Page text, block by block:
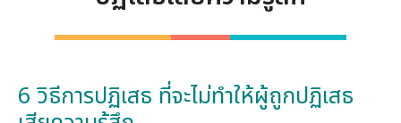
6 วิธีการปฏิเสธ ที่จะไม่ทำให้ผู้ถูกปฏิเสธ